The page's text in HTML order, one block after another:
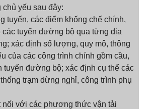
yếu sau đây:
tuyến, các điểm khống chế chính,
các tuyến đường bộ qua từng địa
xác định số lượng, quy mô, thông
của các công trình chính gồm cầu,
tuyến đường bộ; xác định cụ thể các
trạm dừng nghỉ, công trình phụ
nối với các phương thức vận tải